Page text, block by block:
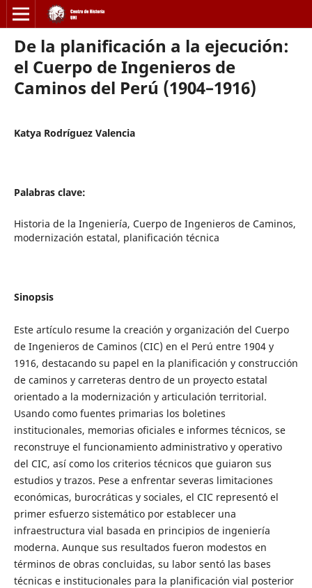
De la planificación a la ejecución:
el Cuerpo de Ingenieros de
Caminos del Perú (1904–1916)
Katya Rodríguez Valencia
Palabras clave:
Historia de la Ingeniería, Cuerpo de Ingenieros de Caminos,
modernización estatal, planificación técnica
Sinopsis
Este artículo resume la creación y organización del Cuerpo
de Ingenieros de Caminos (CIC) en el Perú entre 1904 y
1916, destacando su papel en la planificación y construcción
de caminos y carreteras dentro de un proyecto estatal
orientado a la modernización y articulación territorial.
Usando como fuentes primarias los boletines
institucionales, memorias oficiales e informes técnicos, se
reconstruye el funcionamiento administrativo y operativo
del CIC, así como los criterios técnicos que guiaron sus
estudios y trazos. Pese a enfrentar severas limitaciones
económicas, burocráticas y sociales, el CIC representó el
primer esfuerzo sistemático por establecer una
infraestructura vial basada en principios de ingeniería
moderna. Aunque sus resultados fueron modestos en
términos de obras concluidas, su labor sentó las bases
técnicas e institucionales para la planificación vial posterior